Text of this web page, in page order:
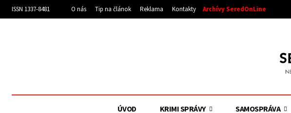
ISSN 1337-8481 O nás Tip na článok Reklama Kontakty Archívy SeredOnLine
ÚVOD KRIMI SPRÁVY SAMOSPRÁVA